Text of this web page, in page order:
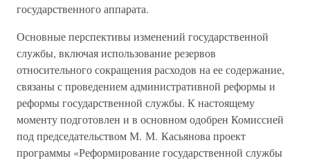
государственного аппарата.
Основные перспективы изменений государственной
службы, включая использование резервов
относительного сокращения расходов на ее содержание,
связаны с проведением административной реформы и
реформы государственной службы. К настоящему
моменту подготовлен и в основном одобрен Комиссией
под председательством М. М. Касьянова проект
программы «Реформирование государственной службы